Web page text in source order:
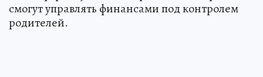
смогут управлять финансами под контролем
родителей.